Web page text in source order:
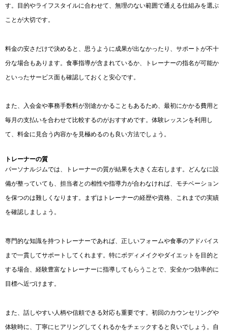
す。目的やライフスタイルに合わせて、無理のない範囲で通える仕組みを選ぶ
ことが大切です。
料金の安さだけで決めると、思うように成果が出なかったり、サポートが不十
分な場合もあります。食事指導が含まれているか、トレーナーの指名が可能か
といったサービス面も確認しておくと安心です。
また、入会金や事務手数料が別途かかることもあるため、最初にかかる費用と
毎月の支払いを合わせて比較するのがおすすめです。体験レッスンを利用し
て、料金に見合う内容かを見極めるのも良い方法でしょう。
トレーナーの質
パーソナルジムでは、トレーナーの質が結果を大きく左右します。どんなに設
備が整っていても、担当者との相性や指導力が合わなければ、モチベーション
を保つのは難しくなります。まずはトレーナーの経歴や資格、これまでの実績
を確認しましょう。
専門的な知識を持つトレーナーであれば、正しいフォームや食事のアドバイス
まで一貫してサポートしてくれます。特にボディメイクやダイエットを目的と
する場合、経験豊富なトレーナーに指導してもらうことで、安全かつ効率的に
目標へ近づけます。
また、話しやすい人柄や信頼できる対応も重要です。初回のカウンセリングや
体験時に、丁寧にヒアリングしてくれるかをチェックすると良いでしょう。自